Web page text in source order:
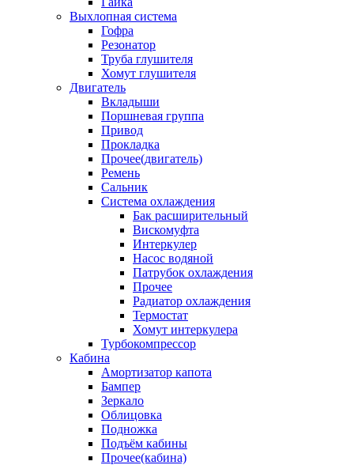
Выхлопная система
Гофра
Резонатор
Труба глушителя
Хомут глушителя
Двигатель
Вкладыши
Поршневая группа
Привод
Прокладка
Прочее(двигатель)
Ремень
Сальник
Система охлаждения
Бак расширительный
Вискомуфта
Интеркулер
Насос водяной
Патрубок охлаждения
Прочее
Радиатор охлаждения
Термостат
Хомут интеркулера
Турбокомпрессор
Кабина
Амортизатор капота
Бампер
Зеркало
Облицовка
Подножка
Подъём кабины
Прочее(кабина)